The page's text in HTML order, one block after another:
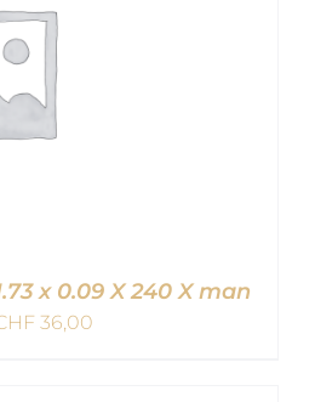
x 0.09 X 240 X man
36,00